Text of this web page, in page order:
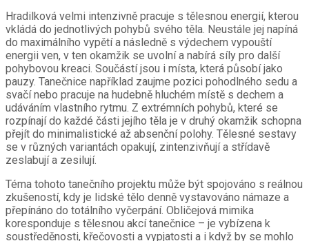
Hradilková velmi intenzivně pracuje s tělesnou energií, kterou
vkládá do jednotlivých pohybů svého těla. Neustále jej napíná
do maximálního vypětí a následně s výdechem vypouští
energii ven, v ten okamžik se uvolní a nabírá síly pro další
pohybovou kreaci. Součástí jsou i místa, která působí jako
pauzy. Tanečnice například zaujme pozici pohodlného sedu a
svačí nebo pracuje na hudebně hluchém místě s dechem a
udáváním vlastního rytmu. Z extrémních pohybů, které se
rozpínají do každé části jejího těla je v druhý okamžik schopna
přejít do minimalistické až absenční polohy. Tělesné sestavy
se v různých variantách opakují, zintenzivňují a střídavě
zeslabují a zesilují.
Téma tohoto tanečního projektu může být spojováno s reálnou
zkušeností, kdy je lidské tělo denně vystavováno námaze a
přepínáno do totálního vyčerpání. Obličejová mimika
koresponduje s tělesnou akcí tanečnice – je vybízena k
soustředěnosti, křečovosti a vypjatosti a i když by se mohlo